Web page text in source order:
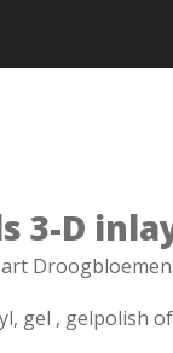
3-D
Droogbloemen.
gel , gelpolish